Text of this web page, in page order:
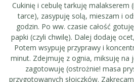
Cukinię i cebulę tarkuję malakserem
tarce), zasypuję solą, mieszam i
godzin. Po ww. czasie całość
papki (czyli chwilę). Dalej dodaję
Potem wsypuję przyprawy i
minut. Zdejmuję z ognia, miksuję na
zagotowuję (ostrożnie! masa
przygotowanych słoiczków.